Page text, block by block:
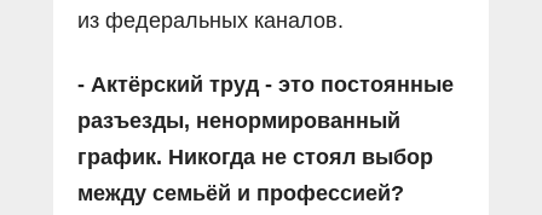
из федеральных каналов.
- Актёрский труд - это постоянные
разъезды, ненормированный
график. Никогда не стоял выбор
между семьёй и профессией?